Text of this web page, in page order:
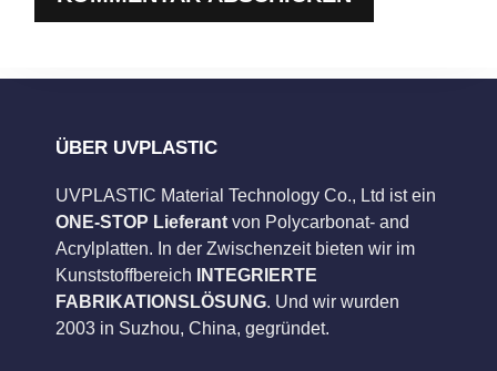
ÜBER UVPLASTIC
UVPLASTIC Material Technology Co., Ltd ist ein
ONE-STOP Lieferant von Polycarbonat- and
Acrylplatten. In der Zwischenzeit bieten wir im
Kunststoffbereich
INTEGRIERTE
FABRIKATIONSLÖSUNG. Und wir wurden
2003 in Suzhou, China, gegründet.